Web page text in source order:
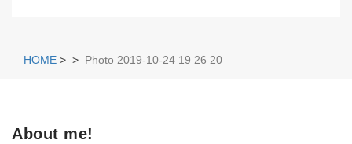
HOME > > Photo 2019-10-24 19 26 20
About me!